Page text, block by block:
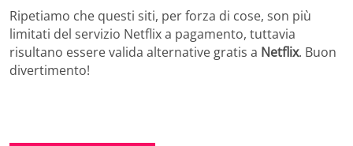
Ripetiamo che questi siti, per forza di cose, son più
limitati del servizio Netflix a pagamento, tuttavia
risultano essere valida alternative gratis a Netflix. Buon
divertimento!